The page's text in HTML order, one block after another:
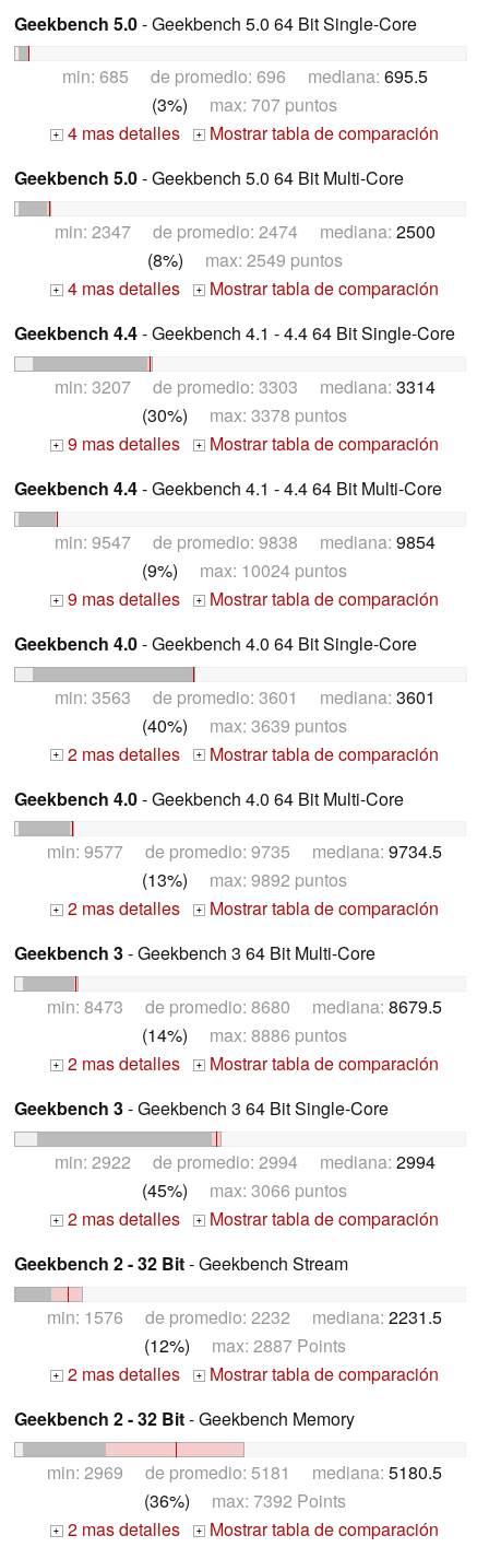
Geekbench 5.0- Geekbench 5.0 64 Bit Single-Core
min: 685 de promedio: 696 mediana: 695.5
(3%) max: 707 puntos
+ 4 mas detalles +
Mostrar tabla de comparación
Geekbench 5.0- Geekbench 5.0 64 Bit Multi-Core
min: 2347 de promedio: 2474 mediana: 2500
(8%) max: 2549 puntos
+ 4 mas detalles +
Mostrar tabla de comparación
Geekbench 4.4- Geekbench 4.1 - 4.4 64 Bit Single-Core
min: 3207 de promedio: 3303 mediana: 3314
(30%) max: 3378 puntos
+ 9 mas detalles +
Mostrar tabla de comparación
Geekbench 4.4- Geekbench 4.1 - 4.4 64 Bit Multi-Core
min: 9547 de promedio: 9838 mediana: 9854
(9%) max: 10024 puntos
+ 9 mas detalles +
Mostrar tabla de comparación
Geekbench 4.0- Geekbench 4.0 64 Bit Single-Core
min: 3563 de promedio: 3601 mediana: 3601
(40%) max: 3639 puntos
+ 2 mas detalles +
Mostrar tabla de comparación
Geekbench 4.0- Geekbench 4.0 64 Bit Multi-Core
min: 9577 de promedio: 9735 mediana: 9734.5
(13%) max: 9892 puntos
+ 2 mas detalles +
Mostrar tabla de comparación
Geekbench 3- Geekbench 3 64 Bit Multi-Core
min: 8473 de promedio: 8680 mediana: 8679.5
(14%) max: 8886 puntos
+ 2 mas detalles +
Mostrar tabla de comparación
Geekbench 3- Geekbench 3 64 Bit Single-Core
min: 2922 de promedio: 2994 mediana: 2994
(45%) max: 3066 puntos
+ 2 mas detalles +
Mostrar tabla de comparación
Geekbench 2 - 32 Bit- Geekbench Stream
min: 1576 de promedio: 2232 mediana: 2231.5
(12%) max: 2887 Points
+ 2 mas detalles +
Mostrar tabla de comparación
Geekbench 2 - 32 Bit- Geekbench Memory
min: 2969 de promedio: 5181 mediana: 5180.5
(36%) max: 7392 Points
+ 2 mas detalles +
Mostrar tabla de comparación